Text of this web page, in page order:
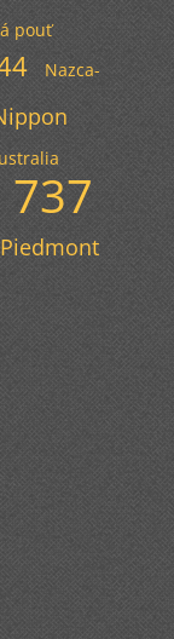
pouť
Nazca-
737
Piedmont